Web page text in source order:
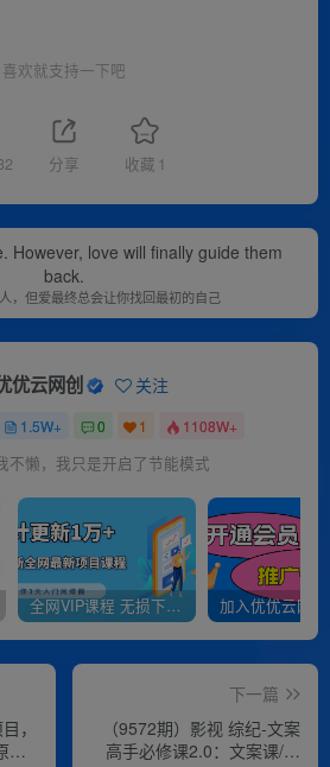
喜欢就支持一下吧
分享 收藏 1
However, love will finally guide them
back.
，但爱最终总会让你找回最初的自己
优云网创 关注
1.5W+ 0 1 1108W+
不懒，我只是开启了节能模式
全网VIP课程 无损下载~
，
创
下一篇
（9572期）影视 综纪-文案
高手必修课2.0：文案课/案